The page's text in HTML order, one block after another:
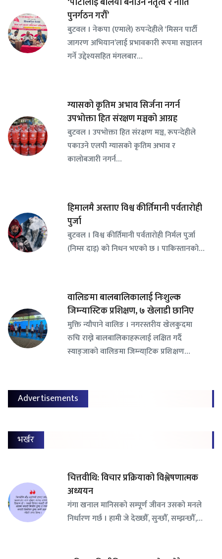
पुनर्गठन गरौँ’
बुटवल । नेकपा (एमाले) रुपन्देहीले ‘मिसन पार्टी
जागरण अभियान’लाई प्रभावकारी रूपमा सञ्चालन
गर्ने उद्देश्यसहित मंगलबार…
ग्यासको कृतिम अभाव सिर्जना नगर्न
उपभोक्ता हित संरक्षण मञ्चको आग्रह
बुटवल । उपभोक्ता हित संरक्षण मञ्च, रूपन्देहीले
पकाउने एलपी ग्यासको कृतिम अभाव र
कालोबजारी नगर्न…
हिमालमै अस्ताए विश्व कीर्तिमानी पर्वतारोही
पुर्जा
बुटवल । विश्व कीर्तिमानी पर्वतारोही निर्मल पुर्जा
(निम्स दाइ) को निधन भएको छ । पाकिस्तानको…
वालिङमा बालबालिकालाई निःशुल्क
जिम्न्यास्टिक प्रशिक्षण, ७ खेलाडी छानिए
​मुक्ति न्यौपाने वालिङ । नगरस्तरीय खेलकुदमा
रुचि राख्ने बालबालिकाहरूलाई लक्षित गर्दै
स्याङ्जाको वालिङमा जिम्न्या्टिक प्रशिक्षण…
Advertisements
भर्खर
चित्तवीथि: विचार प्रक्रियाको विश्लेषणात्मक
अध्ययन
गंगा खनाल मानिसको सम्पूर्ण जीवन उसको मनले
निर्धारण गर्छ । हामी जे देख्छौँ, सुन्छौँ, सम्झन्छौँ,…